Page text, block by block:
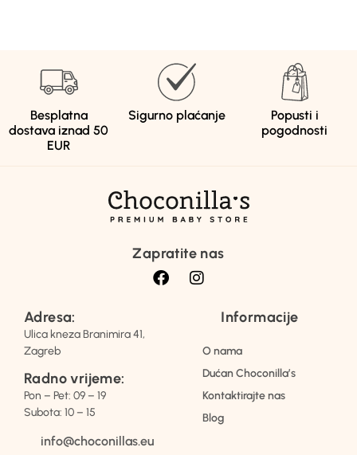
Besplatna
dostava iznad 50
EUR
Sigurno plaćanje
Popusti i
pogodnosti
Zapratite nas
Adresa:
Ulica kneza Branimira 41,
Zagreb
Radno vrijeme:
Pon – Pet: 09 – 19
Subota: 10 – 15
info@choconillas.eu
Informacije
O nama
Dućan Choconilla’s
Kontaktirajte nas
Blog